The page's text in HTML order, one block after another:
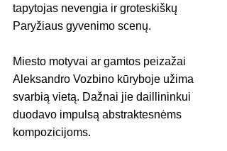
tapytojas nevengia ir groteskiškų
Paryžiaus gyvenimo scenų.
Miesto motyvai ar gamtos peizažai
Aleksandro Vozbino kūryboje užima
svarbią vietą. Dažnai jie daillininkui
duodavo impulsą abstraktesnėms
kompozicijoms.